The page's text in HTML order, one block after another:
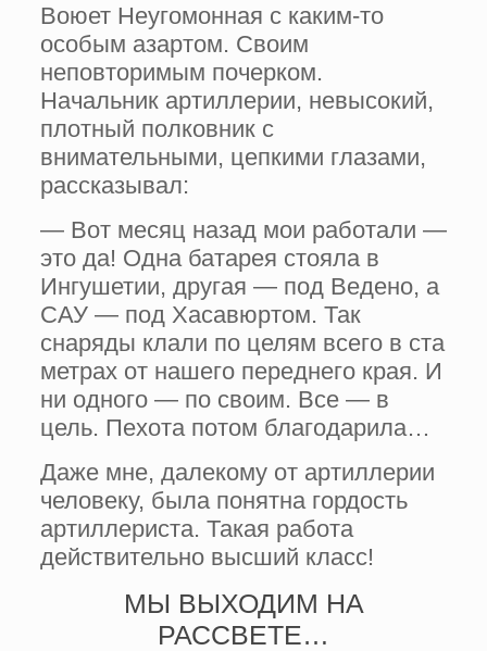
Воюет Неугомонная с каким-то
особым азартом. Своим
неповторимым почерком.
Начальник артиллерии, невысокий,
плотный полковник с
внимательными, цепкими глазами,
рассказывал:
— Вот месяц назад мои работали —
это да! Одна батарея стояла в
Ингушетии, другая — под Ведено, а
САУ — под Хасавюртом. Так
снаряды клали по целям всего в ста
метрах от нашего переднего края. И
ни одного — по своим. Все — в
цель. Пехота потом благодарила…
Даже мне, далекому от артиллерии
человеку, была понятна гордость
артиллериста. Такая работа
действительно высший класс!
МЫ ВЫХОДИМ НА
РАССВЕТЕ…